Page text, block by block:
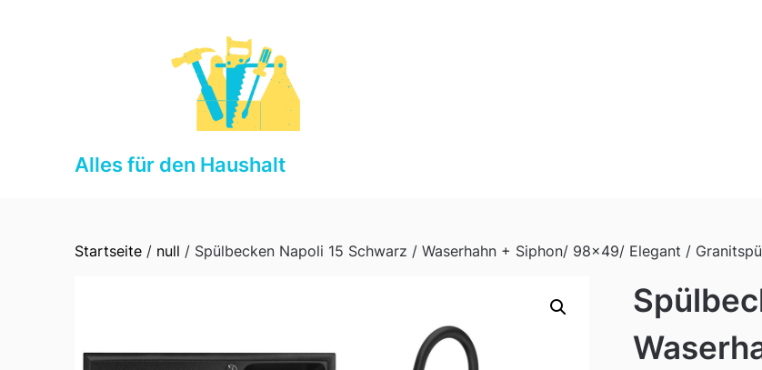
Alles für den Haushalt
Startseite / null / Spülbecken Napoli 15 Schwarz / Waserhahn + Siphon/ 98×49/ Elegant /